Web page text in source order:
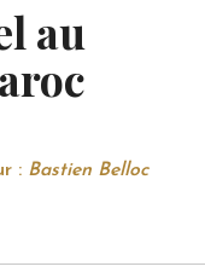
au
: Bastien Belloc